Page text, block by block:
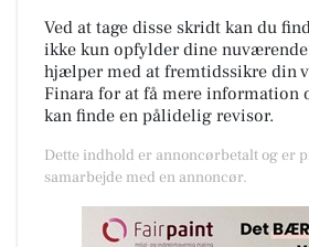
Ved at tage disse skridt kan du
ikke kun opfylder dine
hjælper med at fremtidssikre din
Finara for at få mere information
kan finde en pålidelig revisor.
Dette indhold er annoncørbetalt og er
samarbejde med en annoncør.